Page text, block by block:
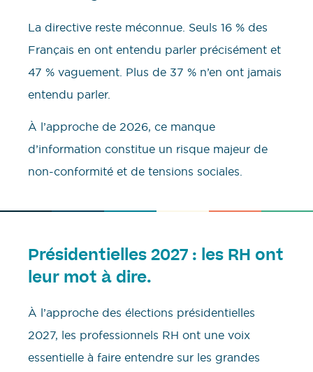
La directive reste méconnue. Seuls 16 % des
Français en ont entendu parler précisément et
47 % vaguement. Plus de 37 % n’en ont jamais
entendu parler.
À l’approche de 2026, ce manque
d’information constitue un risque majeur de
non-conformité et de tensions sociales.
Présidentielles 2027 : les RH ont
leur mot à dire.
À l’approche des élections présidentielles
2027, les professionnels RH ont une voix
essentielle à faire entendre sur les grandes